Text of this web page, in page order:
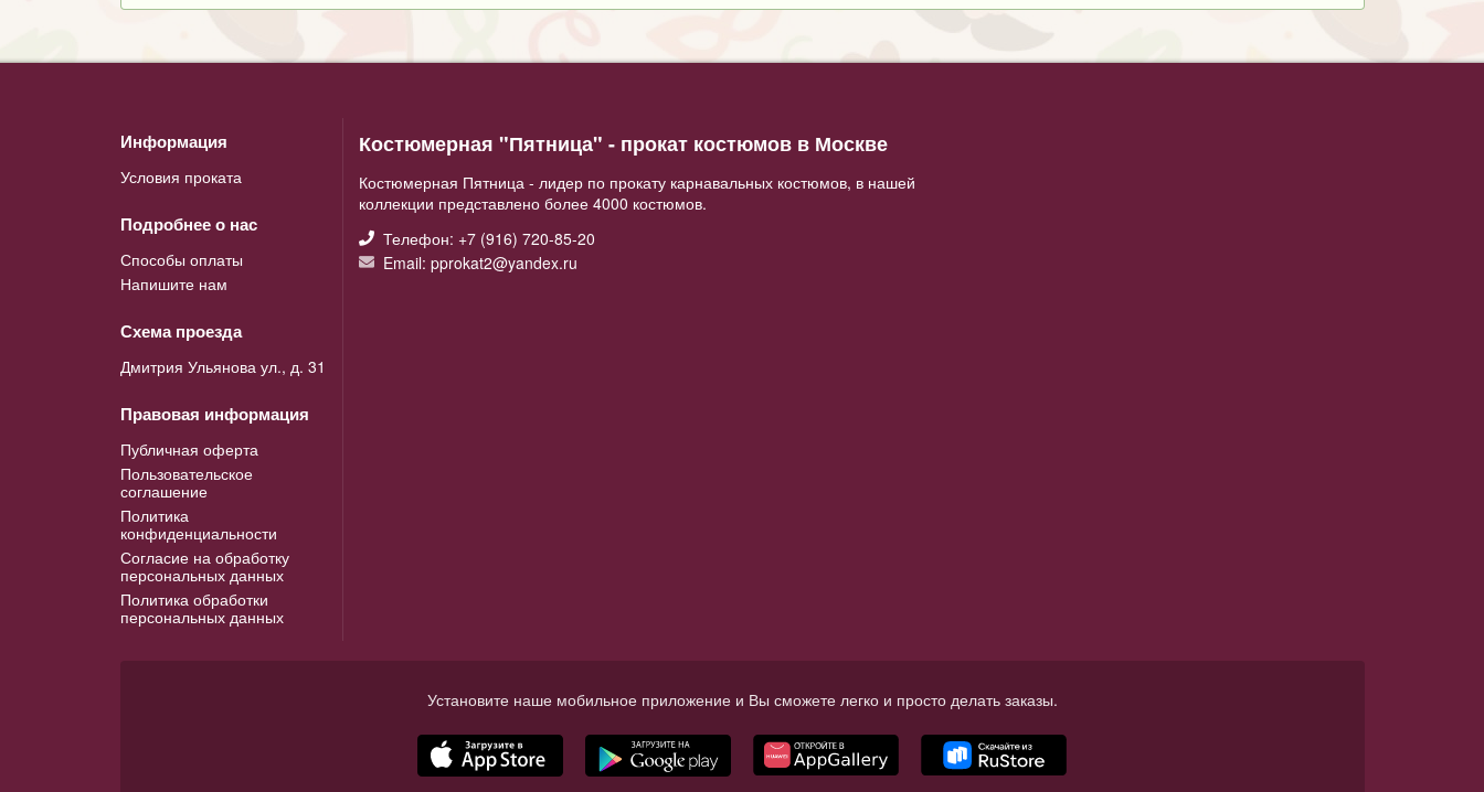
Информация
Условия проката
Подробнее о нас
Способы оплаты
Напишите нам
Схема проезда
Дмитрия Ульянова ул., д. 31
Правовая информация
Публичная оферта
Пользовательское
соглашение
Политика
конфиденциальности
Согласие на обработку
персональных данных
Политика обработки
персональных данных
Костюмерная "Пятница" - прокат костюмов в Москве
Костюмерная Пятница - лидер по прокату карнавальных костюмов, в нашей
коллекции представлено более 4000 костюмов.
Телефон: +7 (916) 720-85-20
Email: pprokat2@yandex.ru
Установите наше мобильное приложение и Вы сможете легко и просто делать заказы.